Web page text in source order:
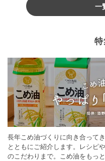
一
長年こめ油づくりに向き合って
とともにご紹介します。レシピ
のこだわりまで。こめ油をもっ